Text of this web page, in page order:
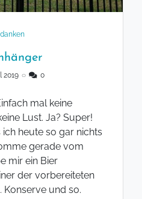
2019 ◌ 0
mal keine
Lust. Ja? Super!
ich heute so gar nichts
gerade vom
mir ein Bier
der vorbereiteten
Konserve und so.